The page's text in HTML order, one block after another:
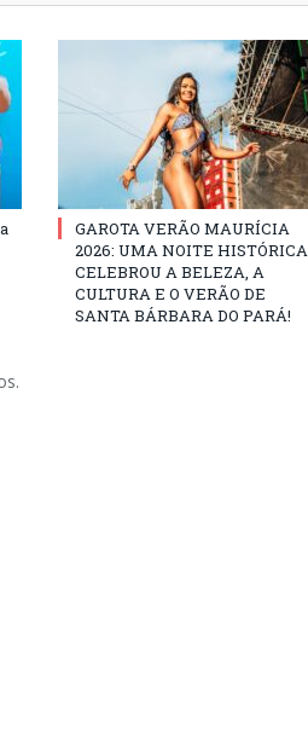
GAROTA VERÃO MAURÍCIA
2026: UMA NOITE HISTÓRICA
CELEBROU A BELEZA, A
CULTURA E O VERÃO DE
SANTA BÁRBARA DO PARÁ!